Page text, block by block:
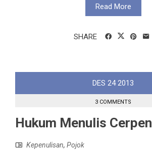
Read More
SHARE
DES 24 2013
3 COMMENTS
Hukum Menulis Cerpen
Kepenulisan, Pojok